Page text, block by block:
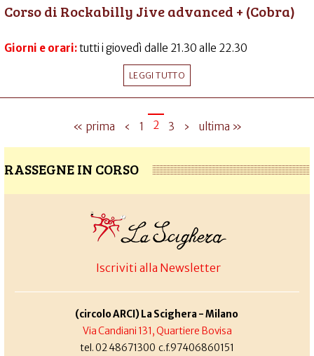
Corso di Rockabilly Jive advanced + (Cobra)
Giorni e orari:tutti i giovedì dalle 21.30 alle 22.30
LEGGI TUTTO
« prima ‹ 1 2 3 › ultima »
RASSEGNE IN CORSO
Iscriviti alla Newsletter
(circolo ARCI) La Scighera - Milano
Via Candiani 131, Quartiere Bovisa
tel. 02 48671300 c.f.97406860151